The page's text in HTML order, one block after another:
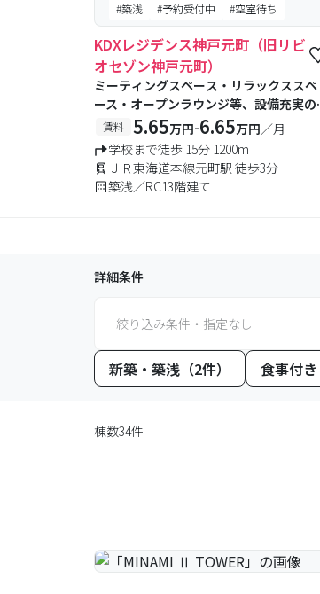
#築浅 #予約受付中 #空室待ち
KDXレジデンス神戸元町（旧リビ
オセゾン神戸元町）
ミーティングスペース・リラックススペ
ース・オープンラウンジ等、設備充実の
新築マンションです！居室には家具･家電
(10点)備付。元町・三宮が徒歩圏内でアク
セス抜群です♪
賃料 5.65万円-6.65万円／月
学校まで徒歩 15分 1200m
ＪＲ東海道本線元町駅 徒歩3分
築浅／RC13階建て
詳細条件
絞り込み条件・指定なし
新築・築浅（2件） 食事付き
棟数34件